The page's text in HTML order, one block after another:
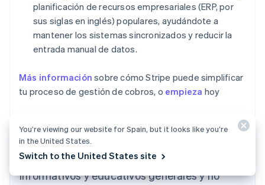
planificación de recursos empresariales (ERP, por
sus siglas en inglés) populares, ayudándote a
mantener los sistemas sincronizados y reducir la
entrada manual de datos.
Más información sobre cómo Stripe puede simplificar
tu proceso de gestión de cobros, o empieza hoy
El contenido de este artículo tiene solo fines
informativos y educativos generales y no
Alemania
DeutschEnglish
Australia
You’re viewing our website for Spain, but it looks like you’re
in the United States.
Switch to the United States site